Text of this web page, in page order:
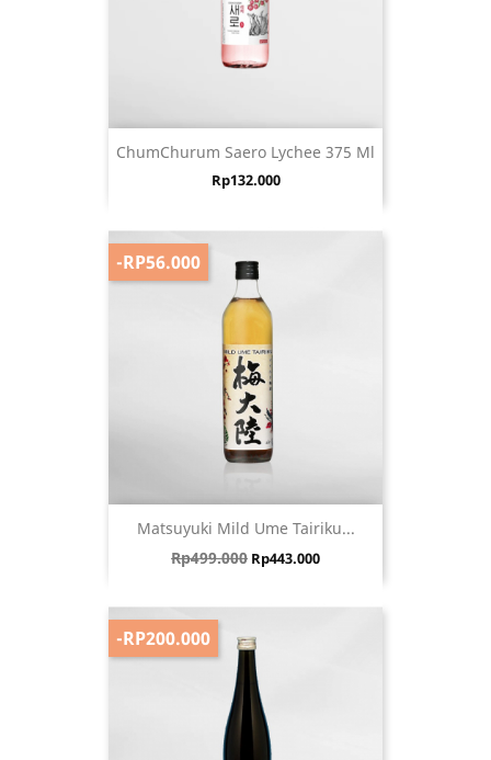
ChumChurum Saero Lychee 375 Ml
Harga
Rp132.000
Matsuyuki Mild Ume Tairiku...
Harga biasa
Rp499.000 Harga
Rp443.000
-RP56.000
-RP200.000